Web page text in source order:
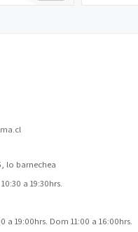
lo barnechea
a 19:30hrs.
a 19:00hrs. Dom 11:00 a 16:00hrs.